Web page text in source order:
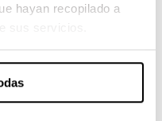
hayan recopilado a